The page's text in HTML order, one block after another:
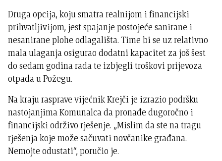
Druga opcija, koju smatra realnijom i financijski
prihvatljivijom, jest spajanje postojeće sanirane i
nesanirane plohe odlagališta. Time bi se uz relativno
mala ulaganja osigurao dodatni kapacitet za još šest
do sedam godina rada te izbjegli troškovi prijevoza
otpada u Požegu.
Na kraju rasprave vijećnik Krejči je izrazio podršku
nastojanjima Komunalca da pronađe dugoročno i
financijski održivo rješenje. „Mislim da ste na tragu
rješenja koje može sačuvati novčanike građana.
Nemojte odustati“, poručio je.